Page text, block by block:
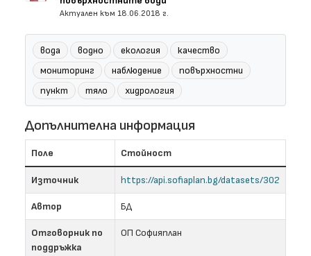
Актуален към 18.06.2018 г.
вода водно екология
качество
мониторинг
наблюдение
повърхностни
пункт
тяло хидрология
Допълнителна информация
Поле Стойност
Източник https://api.sofiaplan.bg/datasets/302
Автор БД
Отговорник по
поддръжка
ОП Софияплан